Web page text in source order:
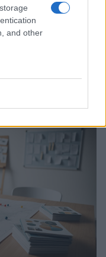
and other
Global Trends